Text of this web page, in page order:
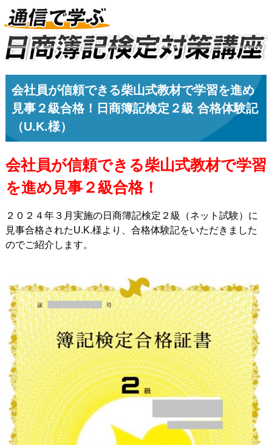
会社員が信頼できる柴山式教材で学習を進め
見事２級合格！日商簿記検定２級 合格体験記
（U.K.様）
会社員が信頼できる柴山式教材で学習
を進め見事２級合格！
２０２４年３月実施の日商簿記検定２級（ネット試験）に
見事合格されたU.K.様より、合格体験記をいただきました
のでご紹介します。